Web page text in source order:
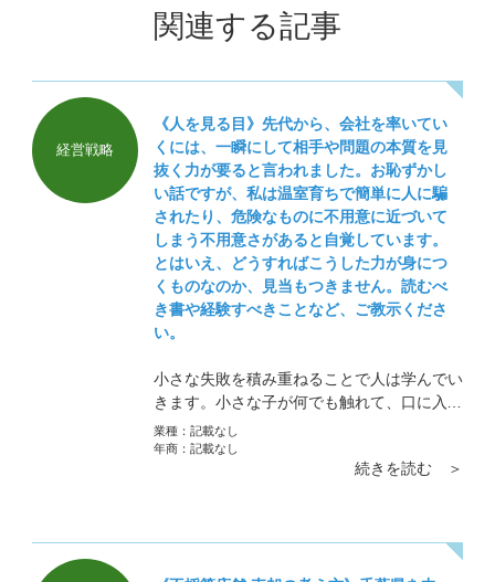
関連する記事
経営戦略
《人を見る目》先代から、会社を率いてい
くには、一瞬にして相手や問題の本質を見
抜く力が要ると言われました。お恥ずかし
い話ですが、私は温室育ちで簡単に人に騙
されたり、危険なものに不用意に近づいて
しまう不用意さがあると自覚しています。
とはいえ、どうすればこうした力が身につ
くものなのか、見当もつきません。読むべ
き書や経験すべきことなど、ご教示くださ
い。
小さな失敗を積み重ねることで人は学んでい
きます。小さな子が何でも触れて、口に入れ
て、危険なものだったり、熱いモノだったり
学んでいくのに似ています。
業種： 記載なし
年商： 記載なし
続きを読む ＞